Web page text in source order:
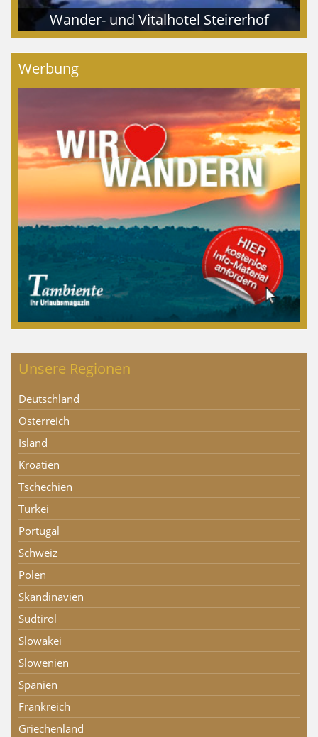
Wander- und Vitalhotel Steirerhof
Werbung
Unsere Regionen
Deutschland
Österreich
Island
Kroatien
Tschechien
Türkei
Portugal
Schweiz
Polen
Skandinavien
Südtirol
Slowakei
Slowenien
Spanien
Frankreich
Griechenland